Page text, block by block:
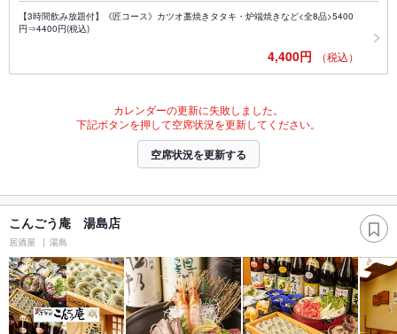
【3時間飲み放題付】《匠コース》カツオ藁焼きタタキ・炉端焼きなど<全8品>5400
円⇒4400円(税込)
4,400円 （税込）
カレンダーの更新に失敗しました。
下記ボタンを押して空席状況を更新してください。
空席状況を更新する
こんごう庵 湯島店
居酒屋 湯島